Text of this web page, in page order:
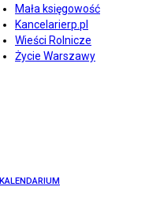
Mała księgowość
Kancelarierp.pl
Wieści Rolnicze
Życie Warszawy
KALENDARIUM